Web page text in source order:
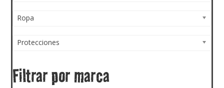
Ropa
Protecciones
Filtrar por marca